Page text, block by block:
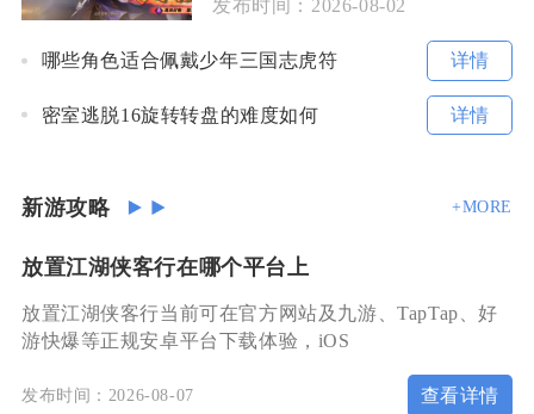
发布时间： 2026-08-02
哪些角色适合佩戴少年三国志虎符 详情
密室逃脱16旋转转盘的难度如何 详情
新游攻略 +MORE
放置江湖侠客行在哪个平台上
放置江湖侠客行当前可在官方网站及九游、TapTap、好
游快爆等正规安卓平台下载体验，iOS
发布时间：2026-08-07 查看详情